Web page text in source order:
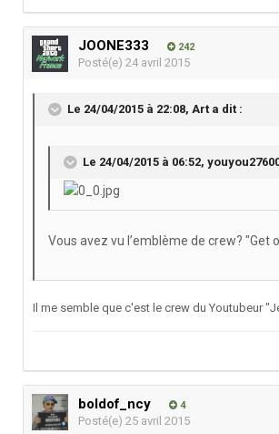
JOONE333 242
Posté(e) 24 avril 2015
Le 24/04/2015 à 22:08, Art a dit :
Le 24/04/2015 à 06:52,
Vous avez vu l’emblème de crew? "Get
Il me semble que c'est le crew du Youtubeur
boldof_ncy 4
Posté(e) 25 avril 2015